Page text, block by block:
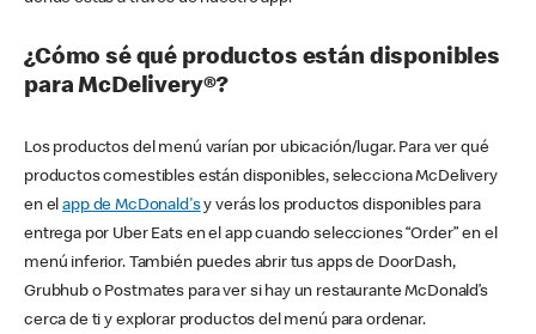
¿Cómo sé qué productos están disponibles
para McDelivery®?
Los productos del menú varían por ubicación/lugar. Para ver qué
productos comestibles están disponibles, selecciona McDelivery
en elapp de McDonald'sy verás los productos disponibles para
entrega por Uber Eats en el app cuando selecciones “Order” en el
menú inferior. También puedes abrir tus apps de DoorDash,
Grubhub o Postmates para ver si hay un restaurante McDonald’s
cerca de ti y explorar productos del menú para ordenar.